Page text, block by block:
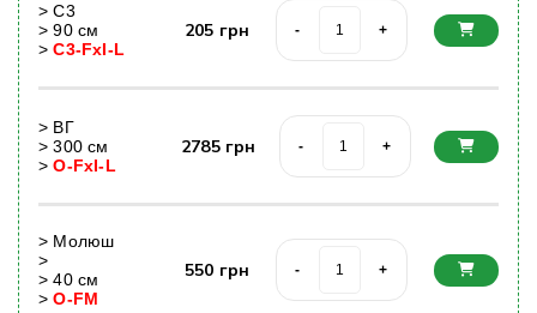
>С3
>90cм
>C3-FxI-L
205 грн - +
> ВГ
>300 cм
>О-FxI-L
2785 грн - +
> Молюш
>
>40cм
>O-FM
550 грн - +